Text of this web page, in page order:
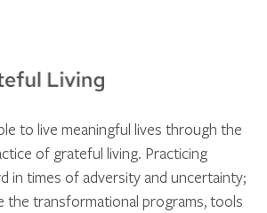
to live meaningful lives through the
of grateful living. Practicing
in times of adversity and uncertainty;
the transformational programs, tools